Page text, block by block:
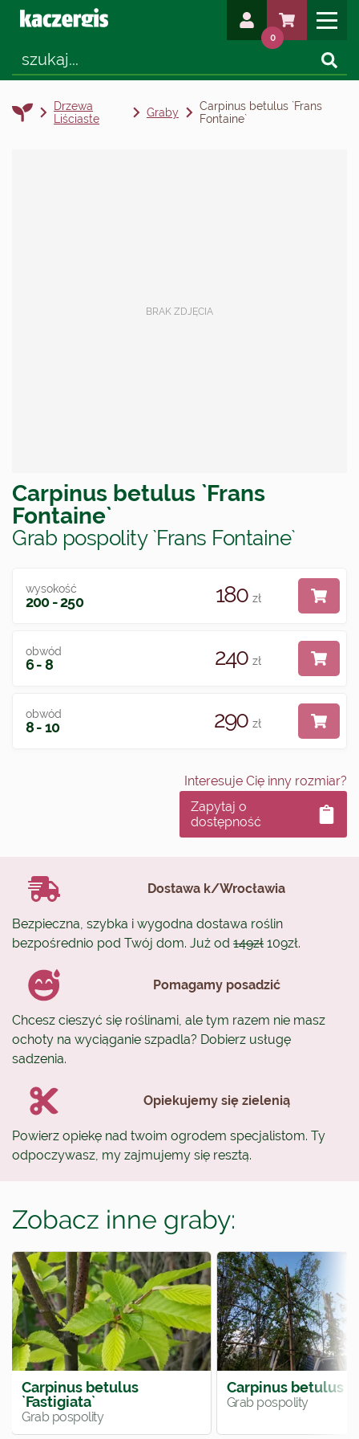
0
Drzewa
Liściaste
Graby
Carpinus betulus `Frans
Fontaine`
Carpinus betulus `Frans
Fontaine`
Grab pospolity `Frans Fontaine`
wysokość
200 - 250 180 zł
obwód
6 - 8 240 zł
obwód
8 - 10 290 zł
Interesuje Cię inny rozmiar?
Zapytaj o
dostępność
Dostawa k/Wrocławia
Bezpieczna, szybka i wygodna dostawa roślin
bezpośrednio pod Twój dom. Już od 149zł 109zł.
Pomagamy posadzić
Chcesz cieszyć się roślinami, ale tym razem nie masz
ochoty na wyciąganie szpadla? Dobierz usługę
sadzenia.
Opiekujemy się zielenią
Powierz opiekę nad twoim ogrodem specjalistom. Ty
odpoczywasz, my zajmujemy się resztą.
Zobacz inne graby:
Carpinus betulus
`Fastigiata`
Grab pospolity
Carpinus betulus
Grab pospolity